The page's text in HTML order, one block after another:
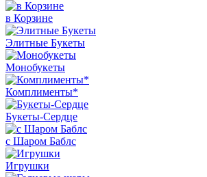
в Корзине
Элитные Букеты
Монобукеты
Комплименты*
Букеты-Сердце
с Шаром Баблс
Игрушки